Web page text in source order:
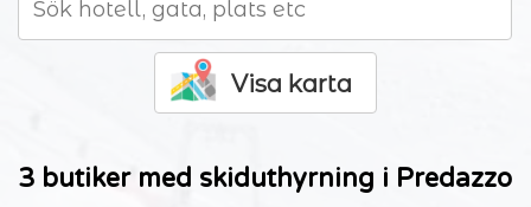
Visa karta
3 butiker med skiduthyrning i Predazzo